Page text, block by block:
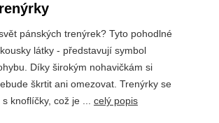
pánských trenýrek? Tyto pohodlné
látky - představují symbol
Díky širokým nohavičkám si
škrtit ani omezovat. Trenýrky se
knoflíčky, což je ... celý popis